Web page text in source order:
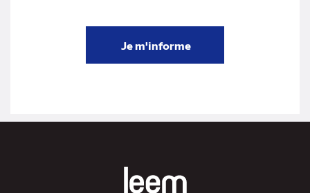
Je m'informe